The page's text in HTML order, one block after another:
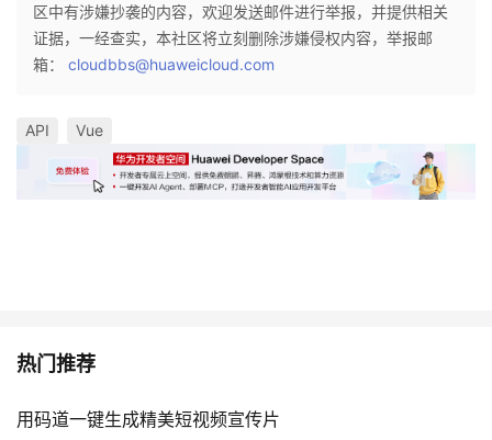
区中有涉嫌抄袭的内容，欢迎发送邮件进行举报，并提供相关
证据，一经查实，本社区将立刻删除涉嫌侵权内容，举报邮
箱： cloudbbs@huaweicloud.com
API Vue
热门推荐
用码道一键生成精美短视频宣传片